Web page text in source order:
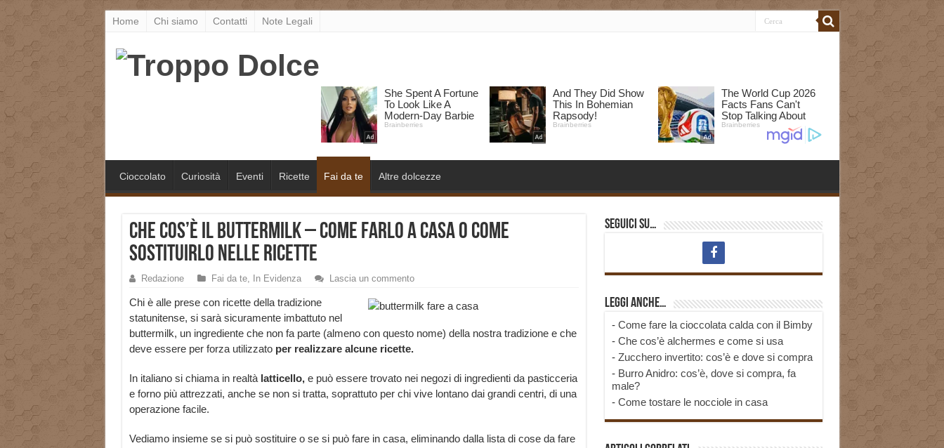
Home Chi siamo Contatti Note Legali
Cioccolato Curiosità Eventi Ricette Fai da te Altre dolcezze
Che cos’è il buttermilk – come farlo a casa o come
sostituirlo nelle ricette
Redazione Fai da te, In Evidenza Lascia un commento
Chi è alle prese con ricette della tradizione
statunitense, si sarà sicuramente imbattuto nel
buttermilk, un ingrediente che non fa parte (almeno con questo nome) della nostra tradizione e che
deve essere per forza utilizzato per realizzare alcune ricette.
In italiano si chiama in realtà latticello, e può essere trovato nei negozi di ingredienti da pasticceria
e forno più attrezzati, anche se non si tratta, soprattuto per chi vive lontano dai grandi centri, di una
operazione facile.
Vediamo insieme se si può sostituire o se si può fare in casa, eliminando dalla lista di cose da fare
Seguici su…
Leggi anche…
- Come fare la cioccolata calda con il Bimby
- Che cos’è alchermes e come si usa
- Zucchero invertito: cos’è e dove si compra
- Burro Anidro: cos’è, dove si compra, fa
male?
- Come tostare le nocciole in casa